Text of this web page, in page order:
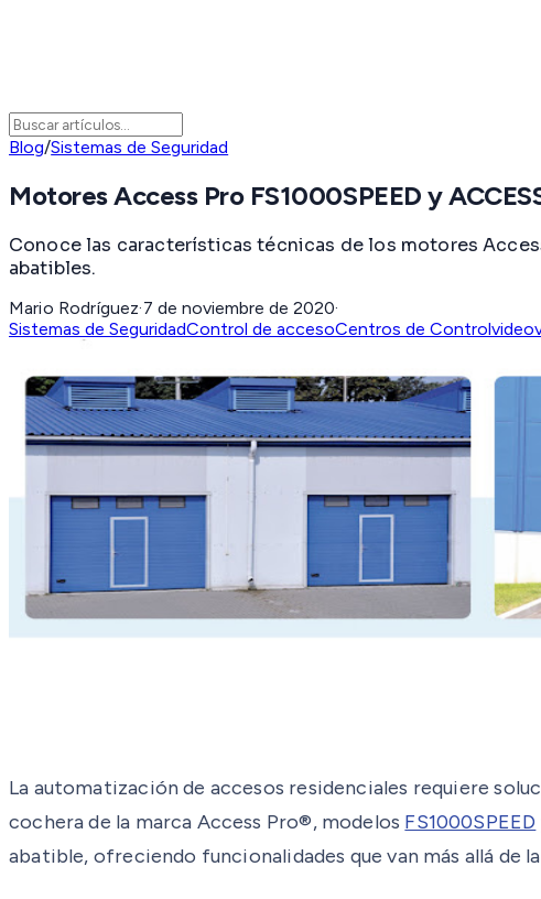
Blog/Sistemas de Seguridad
Motores Access Pro FS1000SPEED y
Conoce las características técnicas de los motores
abatibles.
Mario Rodríguez·7 de noviembre de 2020·
Sistemas de SeguridadControl de accesoCentros de Control
La automatización de accesos residenciales requiere
cochera de la marca Access Pro®, modelos FS1000SPEED
abatible, ofreciendo funcionalidades que van más allá de